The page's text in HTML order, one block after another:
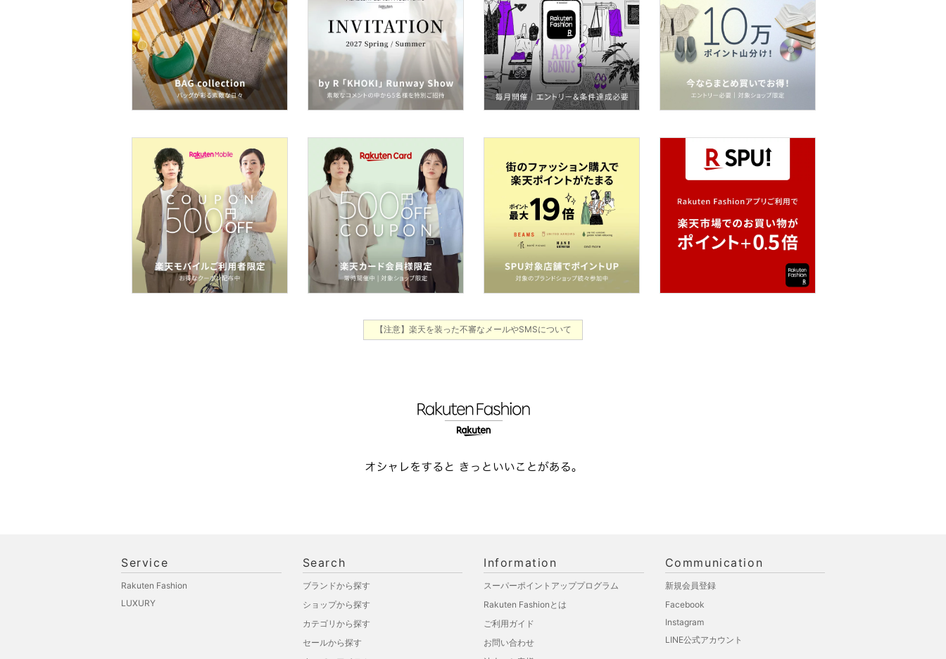
ボディケア・オーラルケ
ア
ヘアケア
フレグランス
メイク道具・美容器具
コフレ・キット・セット
食器・調理器具・キッチ
ン用品
インテリア・生活雑貨
スマホグッズ・オーディ
【注意】楽天を装った不審なメールやSMSについて
Service
Rakuten Fashion
LUXURY
Search
ブランドから探す
ショップから探す
カテゴリから探す
セールから探す
Information
スーパーポイントアッププログラム
Rakuten Fashionとは
ご利用ガイド
お問い合わせ
Communication
新規会員登録
Facebook
Instagram
LINE公式アカウント